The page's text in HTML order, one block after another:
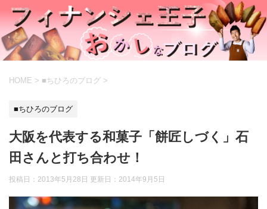
HOME > ■ちひろのブログ >
■ちひろのブログ
大阪を代表する和菓子「餅匠しづく」石
田さんと打ち合わせ！
投稿日：2013年5月28日 更新日： 2014年9月5日